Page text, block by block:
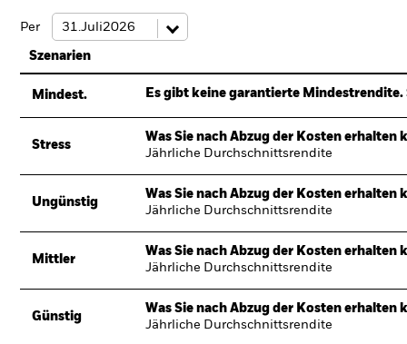
Per
Szenarien
Mindest. Es gibt keine garantierte
Stress
Was Sie nach Abzug der Kosten erhalten
Jährliche Durchschnittsrendite
Ungünstig
Was Sie nach Abzug der Kosten erhalten
Jährliche Durchschnittsrendite
Mittler
Was Sie nach Abzug der Kosten erhalten
Jährliche Durchschnittsrendite
Günstig
Was Sie nach Abzug der Kosten erhalten
Jährliche Durchschnittsrendite